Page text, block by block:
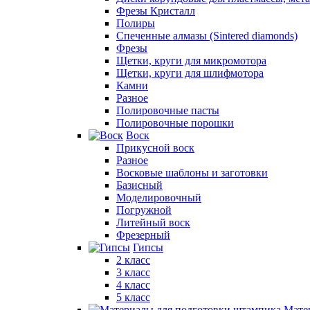
Фрезы Кристалл
Полиры
Спеченные алмазы (Sintered diamonds)
Фрезы
Щетки, круги для микромотора
Щетки, круги для шлифмотора
Камни
Разное
Полировочные пасты
Полировочные порошки
Воск
Прикусной воск
Разное
Восковые шаблоны и заготовки
Базисный
Моделировочный
Погружной
Литейный воск
Фрезерный
Гипсы
2 класс
3 класс
4 класс
5 класс